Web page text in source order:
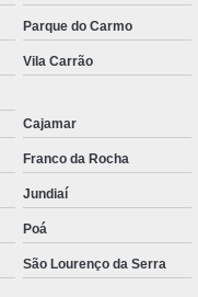
Parque do Carmo
Vila Carrão
Cajamar
Franco da Rocha
Jundiaí
Poá
São Lourenço da Serra